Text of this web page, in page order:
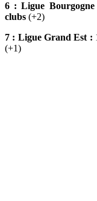
6 : Ligue Bourgogne
clubs (+2)
7 : Ligue Grand Est :
(+1)